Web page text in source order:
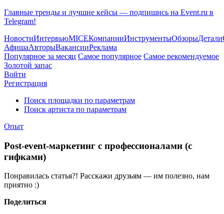
Главные тренды и лучшие кейсы — подпишись на Event.ru в
Telegram!
НовостиИнтервьюMICEКомпанииИнструментыОбзорыДетали
АфишаАвторыВакансииРеклама
Популярное за месяц Самое популярное Самое рекомендуемое
Золотой запас
Войти
Регистрация
Поиск площадки по параметрам
Поиск артиста по параметрам
Опыт
Post-event-маркетинг с профессионалами (с
гифками)
Понравилась статья?! Расскажи друзьям — им полезно, нам
приятно :)
Поделиться